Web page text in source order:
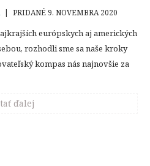
| PRIDANÉ 9. NOVEMBRA 2020
európskych aj amerických
rozhodli sme sa naše kroky
kompas nás najnovšie za
ďalej